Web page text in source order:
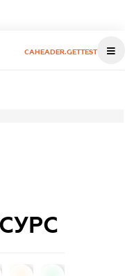
CAHEADER.GETTEST